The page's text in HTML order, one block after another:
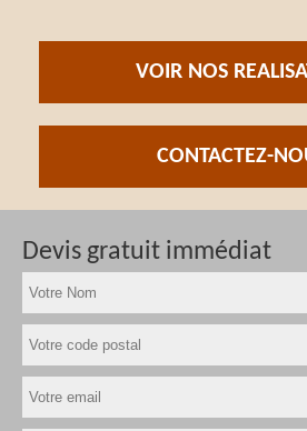
VOIR NOS
CONTACTEZ-
Devis gratuit immédiat